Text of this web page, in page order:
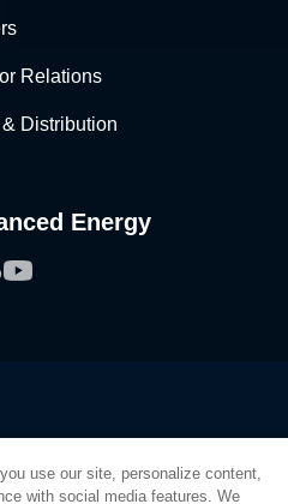
Relations
Distribution
Energy
YouTube
use our site, personalize content,
with social media features. We